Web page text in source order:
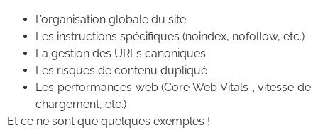
L’organisation globale du site
Les instructions spécifiques (noindex, nofollow, etc.)
La gestion des URLs canoniques
Les risques de contenu dupliqué
Les performances web (Core Web Vitals , vitesse de
chargement, etc.)
Et ce ne sont que quelques exemples !